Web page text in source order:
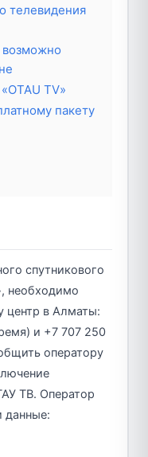
телевидения
возможно
TV»
пакету
спутникового
необходимо
центр в Алматы:
и +7 707 250
оператору
ТВ. Оператор
данные: